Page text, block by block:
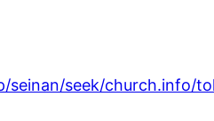
seinan/seek/church.info/